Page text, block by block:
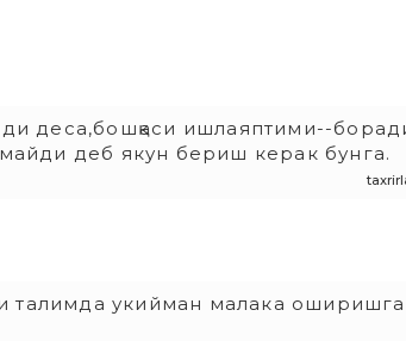
деса,бошқаси ишлаяптими--
деб якун бериш керак бунга.
укийман малака оширишга